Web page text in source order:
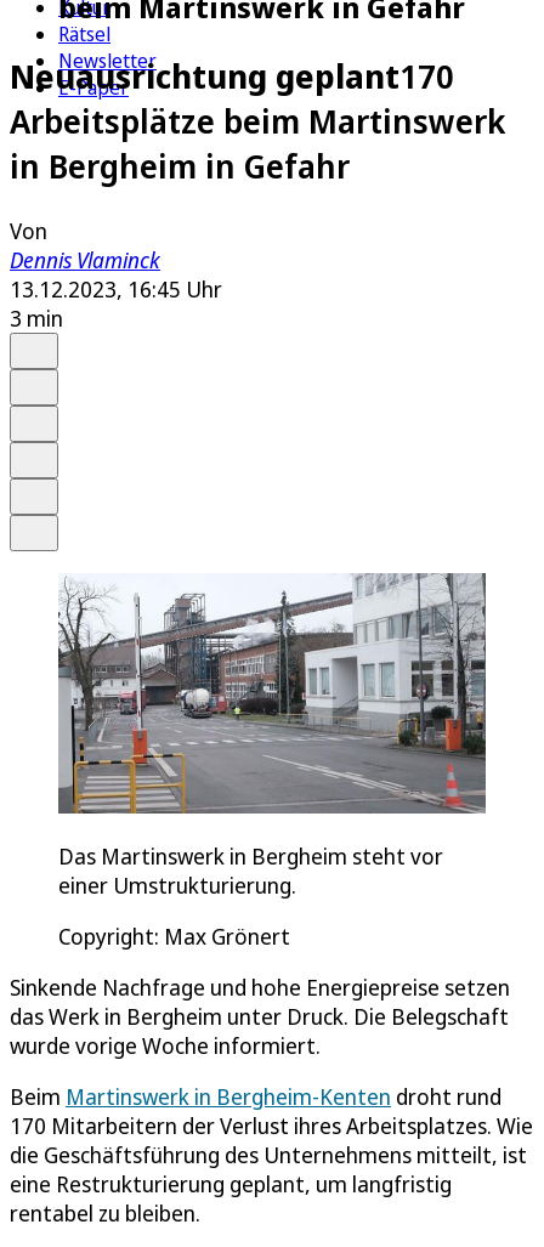
Kultur
Rätsel
Newsletter
E-Paper
Neuausrichtung geplant170
Arbeitsplätze beim Martinswerk
in Bergheim in Gefahr
Von
Dennis Vlaminck
13.12.2023, 16:45 Uhr
3 min
Das Martinswerk in Bergheim steht vor
einer Umstrukturierung.
Copyright: Max Grönert
Sinkende Nachfrage und hohe Energiepreise setzen
das Werk in Bergheim unter Druck. Die Belegschaft
wurde vorige Woche informiert.
Beim Martinswerk in Bergheim-Kenten droht rund
170 Mitarbeitern der Verlust ihres Arbeitsplatzes. Wie
die Geschäftsführung des Unternehmens mitteilt, ist
eine Restrukturierung geplant, um langfristig
rentabel zu bleiben.